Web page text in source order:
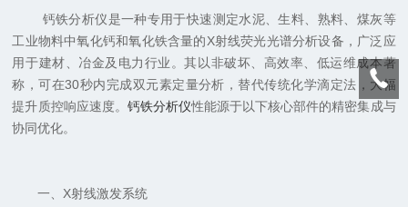
钙铁分析仪是一种专用于快速测定水泥、生料、熟料、煤灰等
工业物料中氧化钙和氧化铁含量的X射线荧光光谱分析设备，广泛应
用于建材、冶金及电力行业。其以非破坏、高效率、低运维成本著
称，可在30秒内完成双元素定量分析，替代传统化学滴定法，大幅
提升质控响应速度。 钙铁分析仪性能源于以下核心部件的精密集成与
协同优化。
一、X射线激发系统